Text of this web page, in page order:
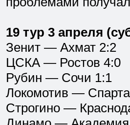
19 тур 3 апреля
Зенит — Ахмат 2:2
ЦСКА — Ростов 4:0
Рубин — Сочи 1:1
Локомотив —
Строгино —